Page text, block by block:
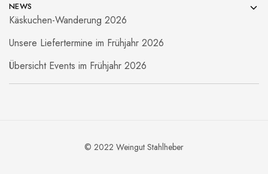
NEWS
Käskuchen-Wanderung 2026
Unsere Liefertermine im Frühjahr 2026
Übersicht Events im Frühjahr 2026
© 2022 Weingut Stahlheber